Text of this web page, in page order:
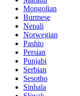
Mongolian
Burmese
Nepali
Norwegian
Pashto
Persian
Punjabi
Serbian
Sesotho
Sinhala